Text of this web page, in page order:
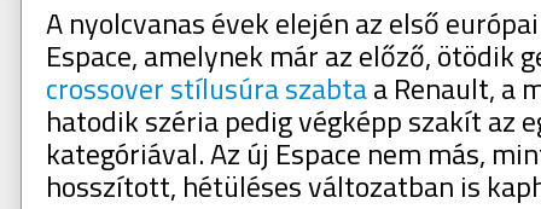
A nyolcvanas évek elején az első
Espace, amelynek már az előző, ötödik
crossover stílusúra szabtaa Renault, a
hatodik széria pedig végképp szakít az
kategóriával. Az új Espace nem más,
hosszított, hétüléses változatban is